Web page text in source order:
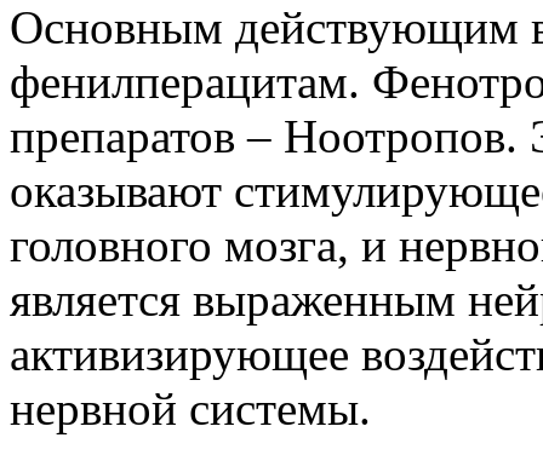
Основным действующим
фенилперацитам.
препаратов – Ноотропов.
оказывают
головного мозга, и
является выраженным
активизирующее
нервной системы.